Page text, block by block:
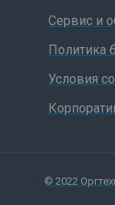
Сервис и
Политика
Условия
© 2022